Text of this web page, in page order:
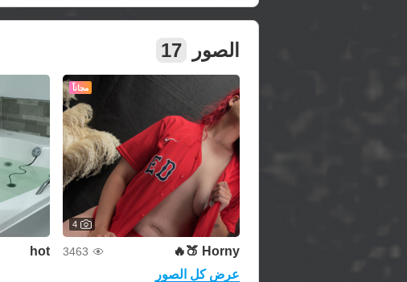
الصور 17
مجاناً
4
Horny 🍑🔥
3463
hot
عرض كل الصور